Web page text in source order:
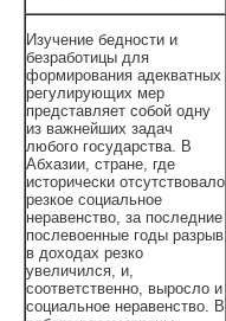
Изучение бедности и
безработицы для
формирования адекватных
регулирующих мер
представляет собой одну
из важнейших задач
любого государства. В
Абхазии, стране, где
исторически отсутствовало
резкое социальное
неравенство, за последние
послевоенные годы разрыв
в доходах резко
увеличился, и,
соответственно, выросло и
социальное неравенство. В